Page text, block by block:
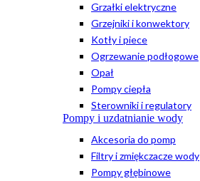
Grzałki elektryczne
Grzejniki i konwektory
Kotły i piece
Ogrzewanie podłogowe
Opał
Pompy ciepła
Sterowniki i regulatory
Pompy i uzdatnianie wody
Akcesoria do pomp
Filtry i zmiękczacze wody
Pompy głębinowe